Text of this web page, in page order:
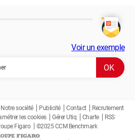
Voir un exemple
Notre société Publicité Contact
Recrutement
les cookies Gérer Utiq Charte
RSS
Figaro ©2025 CCM Benchmark